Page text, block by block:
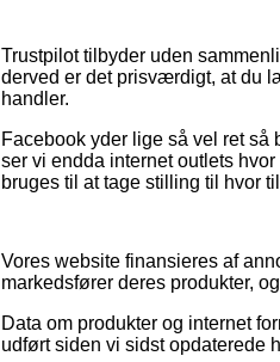
Trustpilot tilbyder uden
derved er det prisværdigt, at du
handler.
Facebook yder lige så vel ret
ser vi endda internet outlets
bruges til at tage stilling til hvor
Vores website finansieres af
markedsfører deres produkter,
Data om produkter og internet
udført siden vi sidst opdaterede